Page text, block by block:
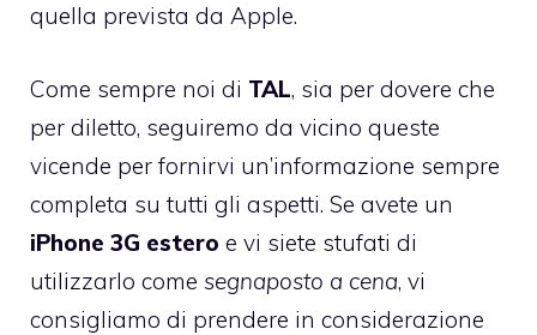
quella prevista da Apple.
Come sempre noi di TAL, sia per dovere che
per diletto, seguiremo da vicino queste
vicende per fornirvi un’informazione sempre
completa su tutti gli aspetti. Se avete un
iPhone 3G estero e vi siete stufati di
utilizzarlo come segnaposto a cena, vi
consigliamo di prendere in considerazione